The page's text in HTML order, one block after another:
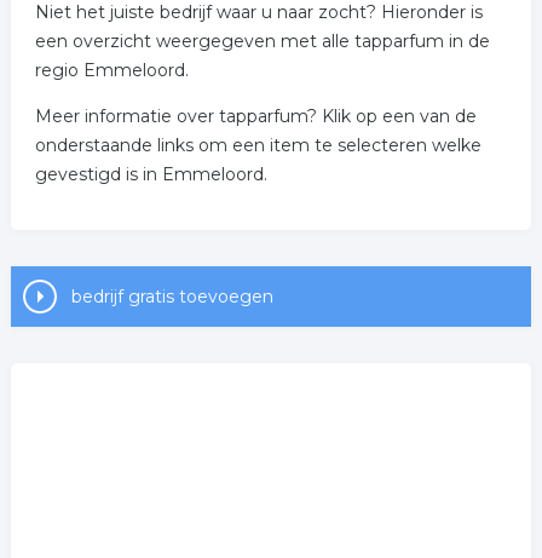
Niet het juiste bedrijf waar u naar zocht? Hieronder is
een overzicht weergegeven met alle tapparfum in de
regio Emmeloord.
Meer informatie over tapparfum? Klik op een van de
onderstaande links om een item te selecteren welke
gevestigd is in Emmeloord.
bedrijf gratis toevoegen